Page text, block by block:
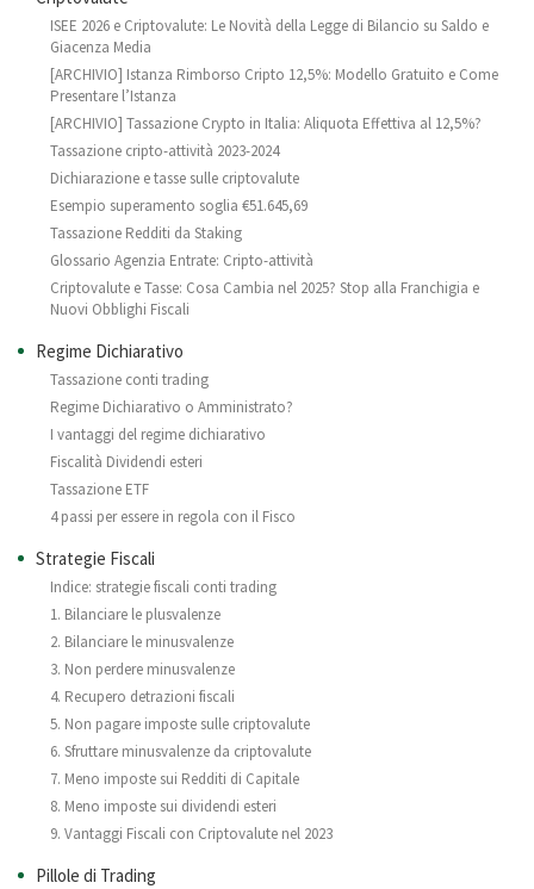
ISEE 2026 e Criptovalute: Le Novità della Legge di Bilancio su Saldo e
Giacenza Media
[ARCHIVIO] Istanza Rimborso Cripto 12,5%: Modello Gratuito e Come
Presentare l’Istanza
[ARCHIVIO] Tassazione Crypto in Italia: Aliquota Effettiva al 12,5%?
Tassazione cripto-attività 2023-2024
Dichiarazione e tasse sulle criptovalute
Esempio superamento soglia €51.645,69
Tassazione Redditi da Staking
Glossario Agenzia Entrate: Cripto-attività
Criptovalute e Tasse: Cosa Cambia nel 2025? Stop alla Franchigia e
Nuovi Obblighi Fiscali
Regime Dichiarativo
Tassazione conti trading
Regime Dichiarativo o Amministrato?
I vantaggi del regime dichiarativo
Fiscalità Dividendi esteri
Tassazione ETF
4 passi per essere in regola con il Fisco
Strategie Fiscali
Indice: strategie fiscali conti trading
1. Bilanciare le plusvalenze
2. Bilanciare le minusvalenze
3. Non perdere minusvalenze
4. Recupero detrazioni fiscali
5. Non pagare imposte sulle criptovalute
6. Sfruttare minusvalenze da criptovalute
7. Meno imposte sui Redditi di Capitale
8. Meno imposte sui dividendi esteri
9. Vantaggi Fiscali con Criptovalute nel 2023
Pillole di Trading